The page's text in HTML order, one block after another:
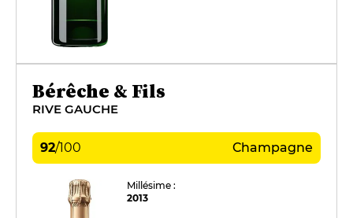
Bérêche & Fils
RIVE GAUCHE
92/100 Champagne
Millésime :
2013